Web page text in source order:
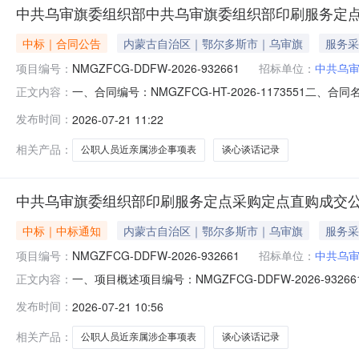
中共乌审旗委组织部中共乌审旗委组织部印刷服务定
中标｜合同公告 内蒙古自治区｜鄂尔多斯市｜乌审旗
服务
项目编号： NMGZFCG-DDFW-2026-932661 招标单位： 中共乌
正文内容： 一、合同编号：NMGZFCG-HT-2026-1173551二、合同
方)：乌审旗汇硕印刷厂地址：乌审旗嘎鲁图镇锡尼路北
发布时间： 2026-07-21 11:22
相关产品：
公职人员近亲属涉企事项表 谈心谈话记录
中共乌审旗委组织部印刷服务定点采购定点直购成交
中标｜中标通知 内蒙古自治区｜鄂尔多斯市｜乌审旗
服务
项目编号： NMGZFCG-DDFW-2026-932661 招标单位： 中共乌
正文内容： 一、项目概述项目编号：NMGZFCG-DDFW-2026-
求明细编号项目需求数量计量单位1谈心谈话记录黑白双
发布时间： 2026-07-21 10:56
相关产品：
公职人员近亲属涉企事项表 谈心谈话记录